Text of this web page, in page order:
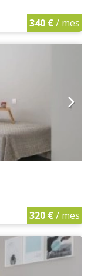
340 €/ mes
320 €/ mes